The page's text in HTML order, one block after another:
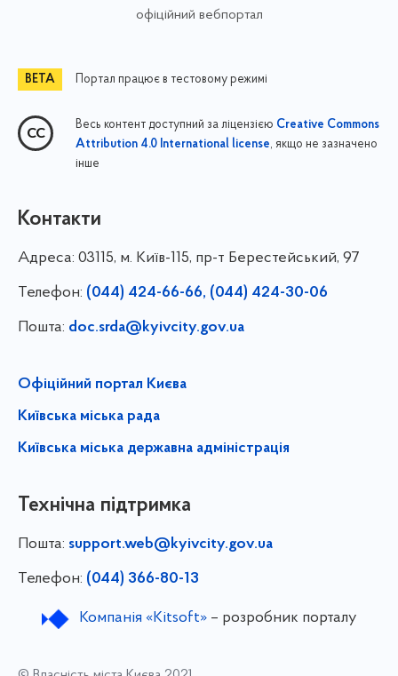
офіційний вебпортал
Портал працює в тестовому режимі
Весь контент доступний за ліцензією Creative Commons
Attribution 4.0 International license, якщо не зазначено
інше
Контакти
Адреса: 03115, м. Київ-115, пр-т Берестейський, 97
Телефон: (044) 424-66-66, (044) 424-30-06
Пошта: doc.srda@kyivcity.gov.ua
Офіційний портал Києва
Київська міська рада
Київська міська державна адміністрація
Технічна підтримка
Пошта: support.web@kyivcity.gov.ua
Телефон: (044) 366-80-13
Компанія «Kitsoft»– розробник порталу